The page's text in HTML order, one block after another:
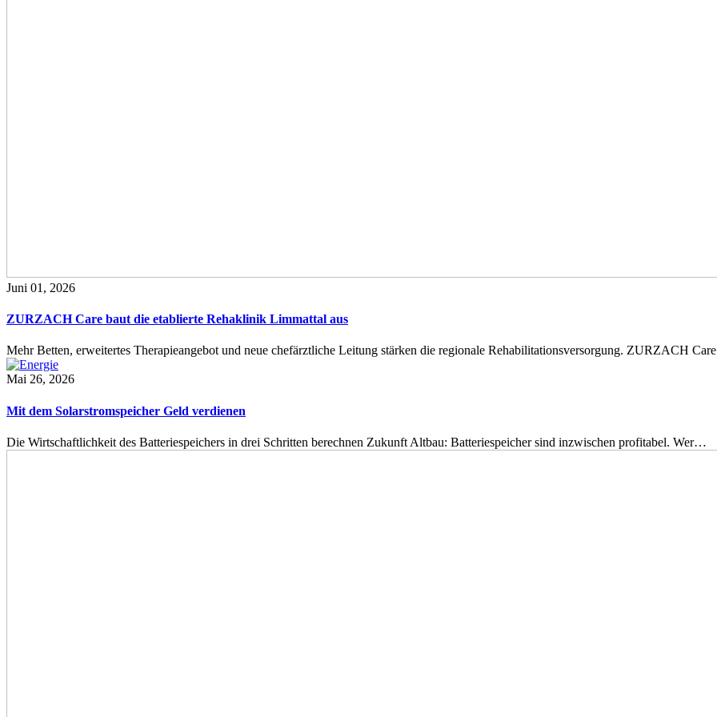
Juni 01, 2026
ZURZACH Care baut die etablierte Rehaklinik Limmattal aus
Mehr Betten, erweitertes Therapieangebot und neue chefärztliche Leitung stärken die regionale Rehabilitationsversorgung. ZURZACH
Mai 26, 2026
Mit dem Solarstromspeicher Geld verdienen
Die Wirtschaftlichkeit des Batteriespeichers in drei Schritten berechnen Zukunft Altbau: Batteriespeicher sind inzwischen profitabel. Wer…